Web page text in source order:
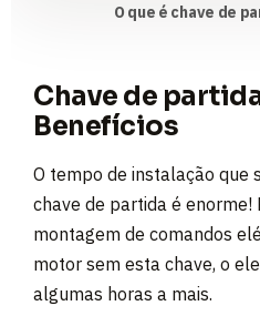
O que é chave de
Chave de
Benefícios
O tempo de instalação que
chave de partida é enorme!
montagem de comandos
motor sem esta chave, o
algumas horas a mais.